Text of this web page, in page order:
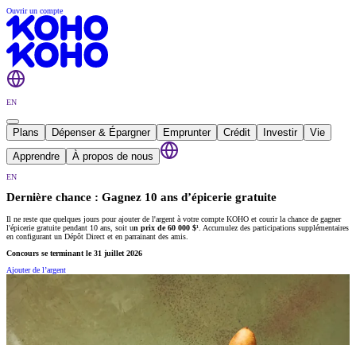
Ouvrir un compte
EN
Plans Dépenser & Épargner Emprunter Crédit Investir
Vie
Apprendre
À propos de nous
EN
Dernière chance : Gagnez 10 ans d’épicerie gratuite
Il ne reste que quelques jours pour ajouter de l'argent à votre compte KOHO et courir la chance de gagner
l'épicerie gratuite pendant 10 ans, soit un prix de 60 000 $¹. Accumulez des participations supplémentaires
en configurant un Dépôt Direct et en parrainant des amis.
Concours se terminant le 31 juillet 2026
Ajouter de l’argent